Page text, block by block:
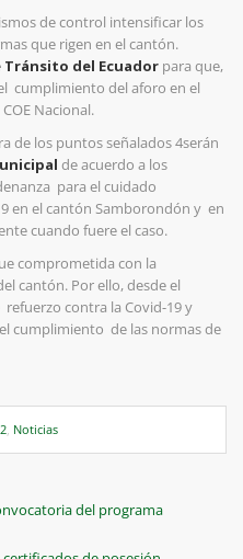
de control intensificar los
que rigen en el cantón.
Tránsito del Ecuador para que,
cumplimiento del aforo en el
Nacional.
de los puntos señalados 4serán
de acuerdo a los
para el cuidado
en el cantón Samborondón y en
cuando fuere el caso.
comprometida con la
cantón. Por ello, desde el
contra la Covid-19 y
cumplimiento de las normas de
Noticias
del programa